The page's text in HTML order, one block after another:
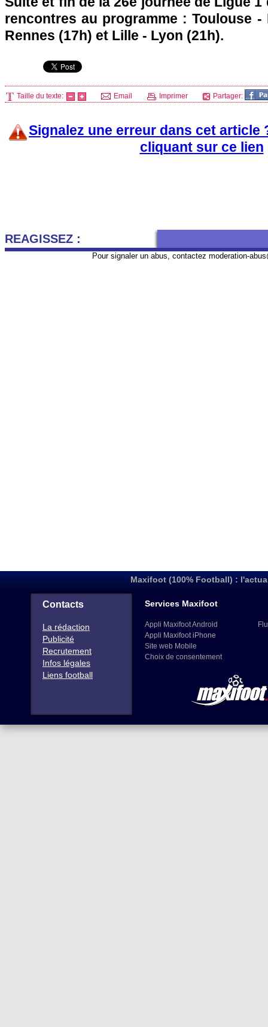
rencontres au programme :Toulouse -
Rennes (17h) et Lille - Lyon (21h).
Taille du texte: Email Imprimer Partager:
Signalez une erreur dans cet article
cliquant sur ce lien
REAGISSEZ :
Pour signaler un abus, contactez moderation-
Maxifoot (100% Football) :
Contacts
La rédaction
Publicité
Recrutement
Infos légales
Liens football
Services Maxifoot
Appli Maxifoot Android
Appli Maxifoot iPhone
Site web Mobile
Choix de consentement